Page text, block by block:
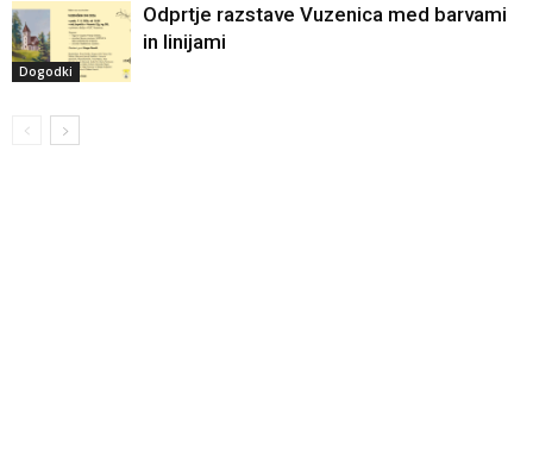
Dogodki
Odprtje razstave Vuzenica med barvami
in linijami